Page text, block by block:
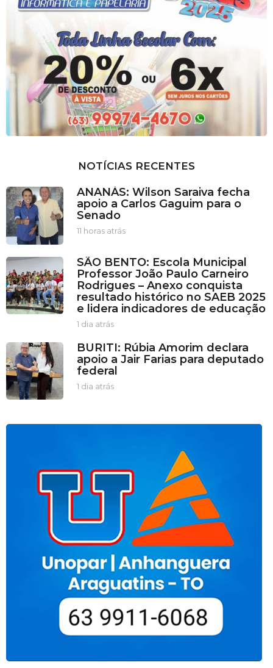
NOTÍCIAS RECENTES
ANANÁS: Wilson Saraiva fecha
apoio a Carlos Gaguim para o
Senado
11 horas atrás1
o
r
a
s
a
á
s
SÃO BENTO: Escola Municipal
Professor João Paulo Carneiro
Rodrigues – Anexo conquista
resultado histórico no SAEB 2025
e lidera indicadores de educação
1 dia atrás1
a
a
BURITI: Rúbia Amorim declara
apoio a Jair Farias para deputado
federal
1 dia atrás1
á